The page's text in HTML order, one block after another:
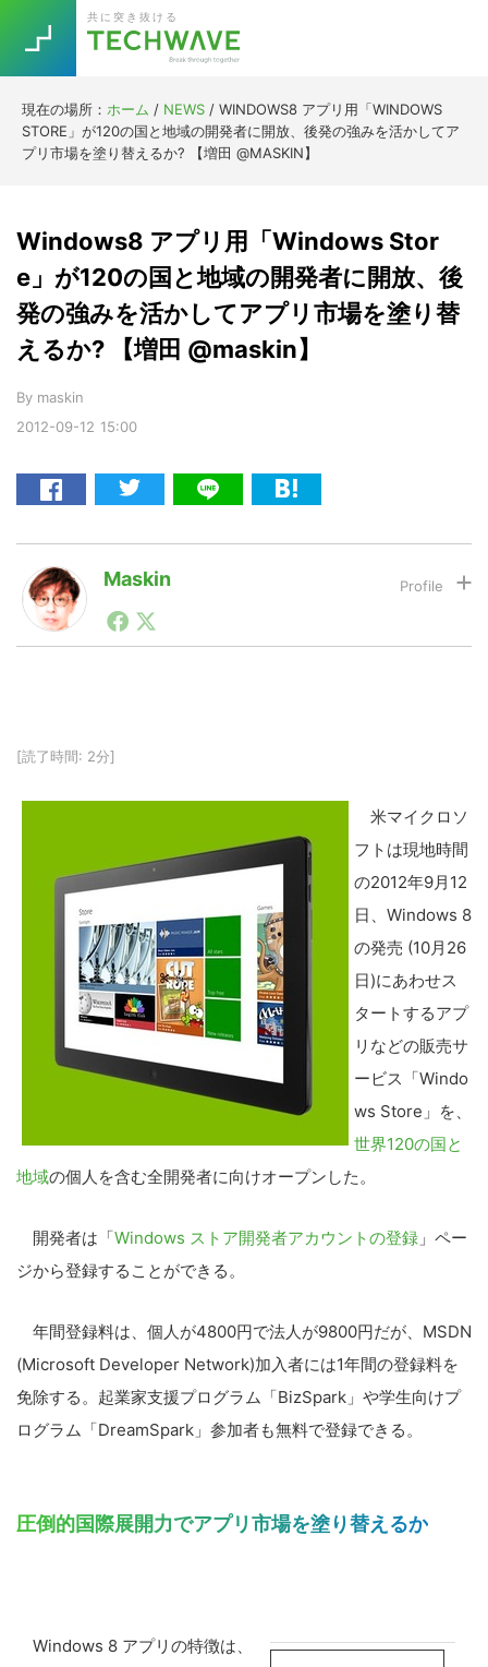
primary
navigation
main
content
primary
sidebar
footer
共に突き抜ける
現在の場所： ホーム / NEWS / WINDOWS8 アプリ用「WINDOWS
STORE」が120の国と地域の開発者に開放、後発の強みを活かしてア
プリ市場を塗り替えるか? 【増田 @MASKIN】
2012-09-12 15:00
Windows8 アプリ用「Windows Stor
e」が120の国と地域の開発者に開放、後
発の強みを活かしてアプリ市場を塗り替
えるか? 【増田 @maskin】
By maskin
Maskin
1990年代初頭から記者としてまた起業家としてITスタ
ートアップ業界のハードウェアからソフトウェアの事業
スクとして数億PV事業に。世界最大IT系メディア（ス
などを経て、現在、スタートアップ支援側の取り組みに
[読了時間: 2分]
米マイクロソ
フトは現地時間
の2012年9月12
日、Windows 8
の発売 (10月26
日)にあわせス
タートするアプ
リなどの販売サ
ービス「Windo
ws Store」を、
世界120の国と
地域の個人を含む全開発者に向けオープンした。
開発者は「Windows ストア開発者アカウントの登録 」ペー
ジから登録することができる。
年間登録料は、個人が4800円で法人が9800円だが、MSDN
(Microsoft Developer Network)加入者には1年間の登録料を
免除する。起業家支援プログラム「BizSpark」や学生向けプ
ログラム「DreamSpark」参加者も無料で登録できる。
圧倒的国際展開力でアプリ市場を塗り替えるか
Windows 8 アプリの特徴は、
TOPICS
RE:LIFE
AI
暗号資産
Drone
[Startup]
[Voice Edition]
[YouTube]
LINE
投資家登録
Trend
Keywords
今話題の注目キーワード
5G Asana テレワーク
ニューノーマル